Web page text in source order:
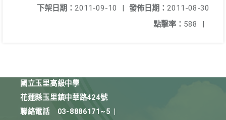
發佈日期： 2011-08-30
下架日期： 2011-09-10
|
點擊率： 588 |
國立玉里高級中學
花蓮縣玉里鎮中華路424號
聯絡電話
03-8886171~5